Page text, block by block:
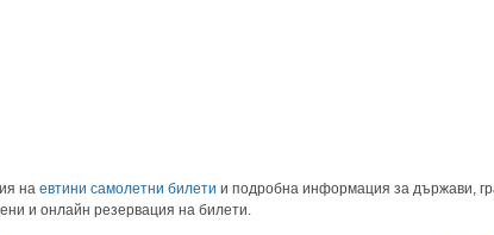
на евтини самолетни билети и подробна информация за държави,
и онлайн резервация на билети.